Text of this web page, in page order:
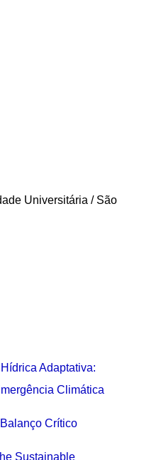
Universitária / São
Adaptativa:
Climática
Crítico
Sustainable